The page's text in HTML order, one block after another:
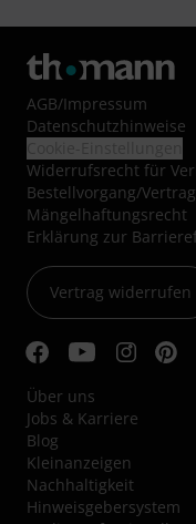
AGB/Impressum
Datenschutzhinweise
Widerrufsrecht für
Bestellvorgang/
Mängelhaftungsrecht
Erklärung zur
Vertrag widerrufen
Über uns
Jobs & Karriere
Blog
Kleinanzeigen
Nachhaltigkeit
Hinweisgebersystem